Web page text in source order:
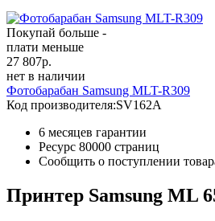
Покупай больше -
плати меньше
27 807р.
нет в наличии
Фотобарабан Samsung MLT-R309
Код производителя:SV162A
6 месяцев гарантии
Ресурс 80000 страниц
Сообщить о поступлении
Принтер Samsung ML